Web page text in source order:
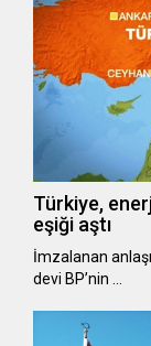
Türkiye,
eşiği aştı
İmzalanan
devi BP’nin …